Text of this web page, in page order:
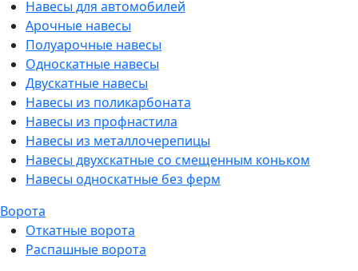
Навесы для автомобилей
Арочные навесы
Полуарочные навесы
Односкатные навесы
Двускатные навесы
Навесы из поликарбоната
Навесы из профнастила
Навесы из металлочерепицы
Навесы двухскатные со смещенным коньком
Навесы односкатные без ферм
Ворота
Откатные ворота
Распашные ворота